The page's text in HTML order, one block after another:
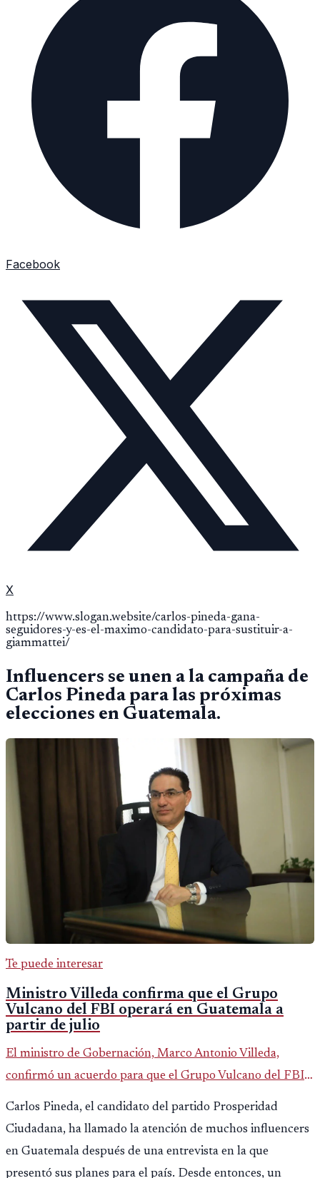
Facebook
X
https://www.slogan.website/carlos-pineda-gana-
seguidores-y-es-el-maximo-candidato-para-sustituir-a-
giammattei/
Influencers se unen a la campaña de
Carlos Pineda para las próximas
elecciones en Guatemala.
Te puede interesar
Ministro Villeda confirma que el Grupo
Vulcano del FBI operará en Guatemala a
partir de julio
El ministro de Gobernación, Marco Antonio Villeda,
confirmó un acuerdo para que el Grupo Vulcano del FBI
opere en Guatemala a partir de julio, tras un intento
fallido con la administración anterior del Ministerio
Público.
Carlos Pineda, el candidato del partido Prosperidad
Ciudadana, ha llamado la atención de muchos influencers
en Guatemala después de una entrevista en la que
presentó sus planes para el país. Desde entonces, un